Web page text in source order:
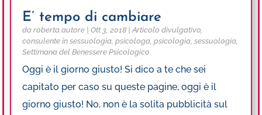
E’ tempo di cambiare
daroberta.autore |Ott 3, 2018 |Articolo divulgativo
consulente in sessuologia ,psicologa ,psicologia ,sessuologia
Settimana del Benessere Psicologico
Oggi è il giorno giusto! Si dico a te che sei
capitato per caso su queste pagine, oggi è il
giorno giusto! No, non è la solita pubblicità sul